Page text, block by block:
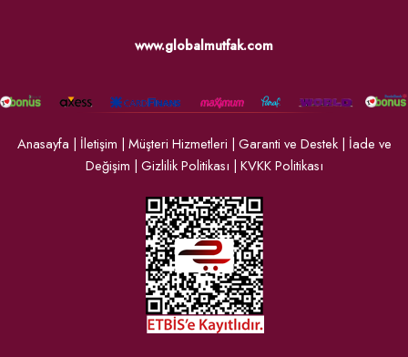
www.globalmutfak.com
Anasayfa | İletişim | Müşteri Hizmetleri | Garanti ve Destek| İade ve
Değişim | Gizlilik Politikası | KVKK Politikası